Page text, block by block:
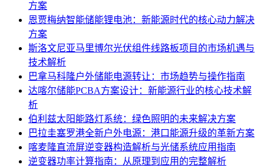
方案
恩贾梅纳智能储能锂电池：新能源时代的核心动力解决
方案
斯洛文尼亚马里博尔光伏组件线路板项目的市场机遇与
技术解析
巴拿马科隆户外储能电源转让：市场趋势与操作指南
达喀尔储能PCBA方案设计：新能源行业的核心技术解
析
伯利兹太阳能路灯系统：绿色照明的未来解决方案
巴拉圭塞罗港全新户外电源：港口能源升级的革新方案
喀麦隆直流屏逆变器构造解析与光储系统应用指南
逆变器功率计算指南：从原理到应用的完整解析